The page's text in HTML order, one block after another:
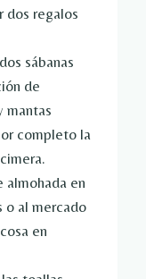
dos regalos
sábanas
de
mantas
completo la
almohada en
o al mercado
en